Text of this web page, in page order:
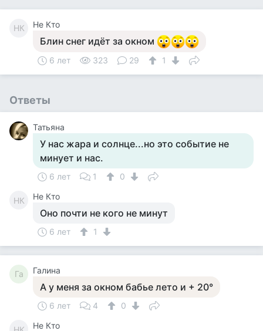
НК Не Кто
Блин снег идёт за окном
6 лет 323 29 1
Ответы
Татьяна
У нас жара и солнце...но это событие не
минует и нас.
6 лет 1 0
НК Не Кто
Оно почти не кого не минут
6 лет 1
Га Галина
А у меня за окном бабье лето и + 20°
6 лет 4 0
Не Кто